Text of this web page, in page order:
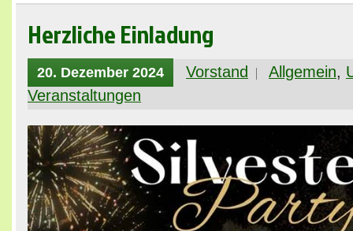
Herzliche Einladung
20. Dezember 2024 Vorstand Allgemein,
Veranstaltungen